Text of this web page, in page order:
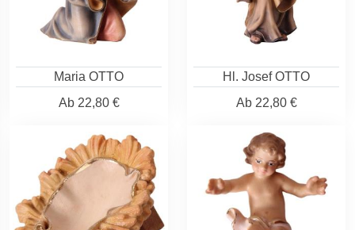
Maria OTTO
Ab22,80 €
Hl. Josef OTTO
Ab22,80 €